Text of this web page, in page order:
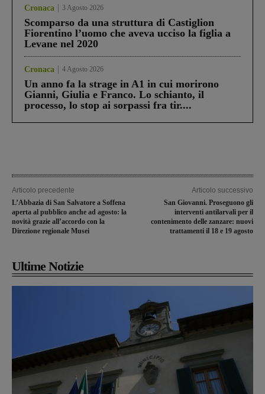
Cronaca 3 Agosto 2026
Scomparso da una struttura di Castiglion
Fiorentino l’uomo che aveva ucciso la figlia a
Levane nel 2020
Cronaca 4 Agosto 2026
Un anno fa la strage in A1 in cui morirono
Gianni, Giulia e Franco. Lo schianto, il
processo, lo stop ai sorpassi fra tir....
Articolo precedente
L’Abbazia di San Salvatore a Soffena
aperta al pubblico anche ad agosto: la
novità grazie all’accordo con la
Direzione regionale Musei
Articolo successivo
San Giovanni. Proseguono gli
interventi antilarvali per il
contenimento delle zanzare: nuovi
trattamenti il 18 e 19 agosto
Ultime Notizie